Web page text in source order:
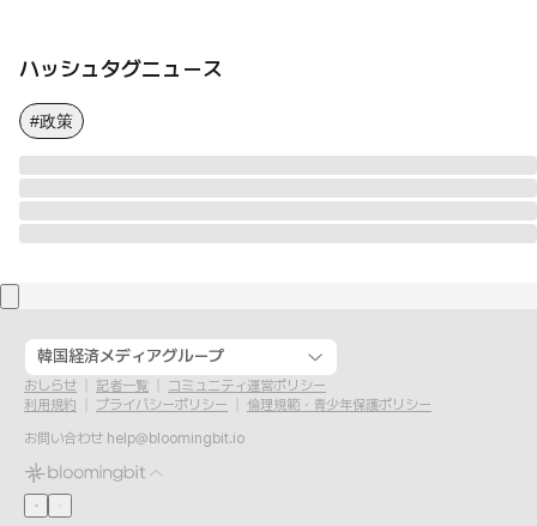
ハッシュタグニュース
#政策
韓国経済メディアグループ
おしらせ 記者一覧
コミュニティ運営ポリシー
利用規約
プライバシーポリシー
倫理規範・青少年保護ポリシー
お問い合わせ help@bloomingbit.io